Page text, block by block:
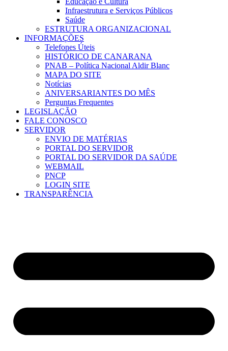
Infraestrutura e Serviços Públicos
Saúde
ESTRUTURA ORGANIZACIONAL
INFORMAÇÕES
Telefones Úteis
HISTÓRICO DE CANARANA
PNAB – Política Nacional Aldir Blanc
MAPA DO SITE
Notícias
ANIVERSARIANTES DO MÊS
Perguntas Frequentes
LEGISLAÇÃO
FALE CONOSCO
SERVIDOR
ENVIO DE MATÉRIAS
PORTAL DO SERVIDOR
PORTAL DO SERVIDOR DA SAÚDE
WEBMAIL
PNCP
LOGIN SITE
TRANSPARÊNCIA